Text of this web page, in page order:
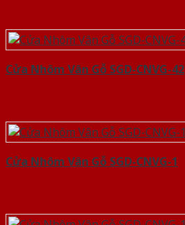
Cửa Nhôm Vân Gỗ SGD-CNVG-42
Cửa Nhôm Vân Gỗ SGD-CNVG-1